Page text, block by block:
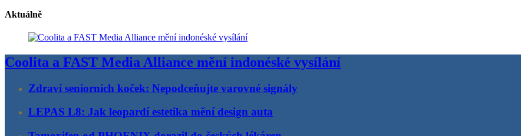
Aktuálně
Coolita a FAST Media Alliance mění indonéské vysílání
Zdraví seniorních koček: Nepodceňujte varovné signály
LEPAS L8: Jak leopardí estetika mění design auta